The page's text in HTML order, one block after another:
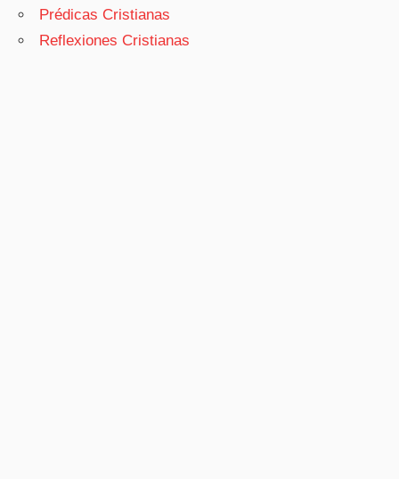
Prédicas Cristianas
Reflexiones Cristianas